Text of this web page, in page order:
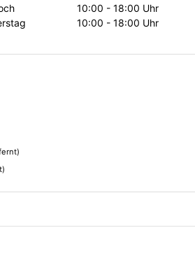
10:00 - 18:00 Uhr
10:00 - 18:00 Uhr